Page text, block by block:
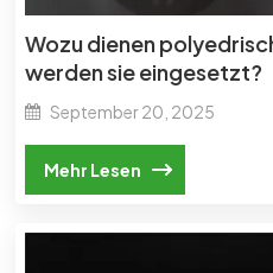
Wozu dienen
werden sie eingesetzt?
September 20, 2025
Mehr Lesen